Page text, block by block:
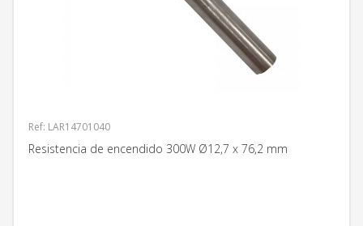
Ref: LAR14701040
Resistencia de encendido 300W Ø12,7 x 76,2 mm